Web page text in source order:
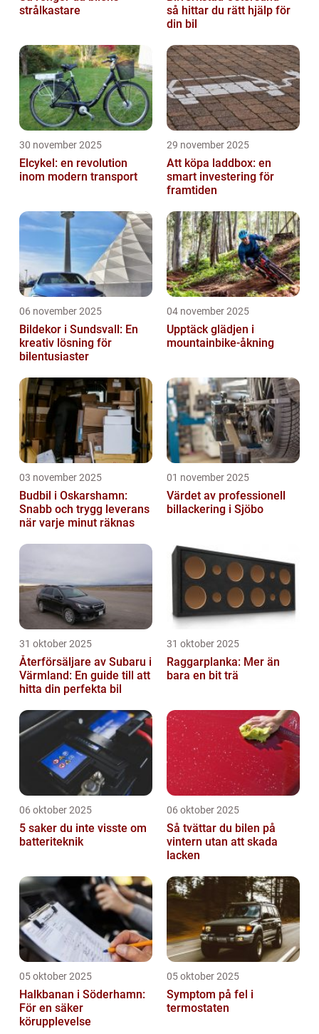
strålkastare
så hittar du rätt hjälp för
din bil
30 november 2025
Elcykel: en revolution
inom modern transport
29 november 2025
Att köpa laddbox: en
smart investering för
framtiden
06 november 2025
Bildekor i Sundsvall: En
kreativ lösning för
bilentusiaster
04 november 2025
Upptäck glädjen i
mountainbike-åkning
03 november 2025
Budbil i Oskarshamn:
Snabb och trygg leverans
när varje minut räknas
01 november 2025
Värdet av professionell
billackering i Sjöbo
31 oktober 2025
Återförsäljare av Subaru i
Värmland: En guide till att
hitta din perfekta bil
31 oktober 2025
Raggarplanka: Mer än
bara en bit trä
06 oktober 2025
5 saker du inte visste om
batteriteknik
06 oktober 2025
Så tvättar du bilen på
vintern utan att skada
lacken
05 oktober 2025
Halkbanan i Söderhamn:
För en säker
körupplevelse
05 oktober 2025
Symptom på fel i
termostaten